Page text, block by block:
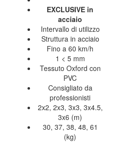
EXCLUSIVE in
acciaio
Intervallo di utilizzo
Struttura in acciaio
Fino a 60 km/h
1 < 5 mm
Tessuto Oxford con
PVC
Consigliato da
professionisti
2x2, 2x3, 3x3, 3x4.5,
3x6 (m)
30, 37, 38, 48, 61
(kg)